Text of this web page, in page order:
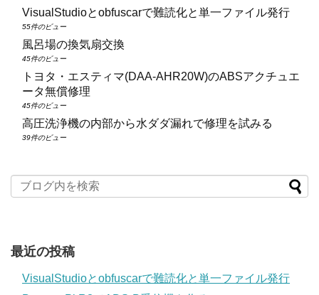
VisualStudioとobfuscarで難読化と単一ファイル発行
55件のビュー
風呂場の換気扇交換
45件のビュー
トヨタ・エスティマ(DAA‑AHR20W)のABSアクチュエ
ータ無償修理
45件のビュー
高圧洗浄機の内部から水ダダ漏れで修理を試みる
39件のビュー
最近の投稿
VisualStudioとobfuscarで難読化と単一ファイル発行